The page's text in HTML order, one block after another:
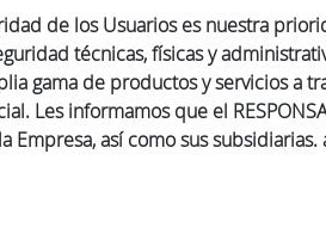
de los Usuarios es nuestra
técnicas, físicas y
gama de productos y servicios a
Les informamos que el
así como sus